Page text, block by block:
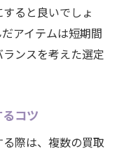
ると良いでしょ
アイテムは短期間
ンスを考えた選定
コツ
際は、複数の買取